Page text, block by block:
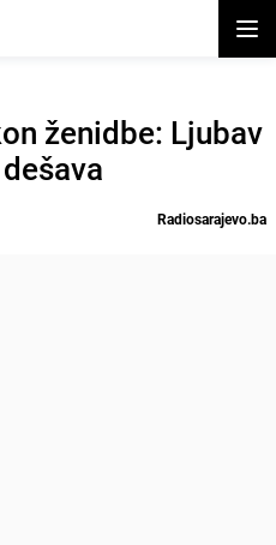
ženidbe: Ljubav
Radiosarajevo.ba